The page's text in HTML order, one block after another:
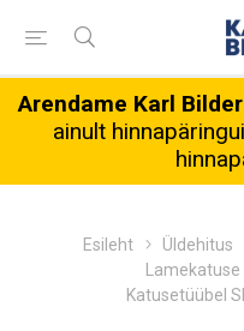
Arendame Karl
ainult
Esileht Üldehitus
Katusetüübel